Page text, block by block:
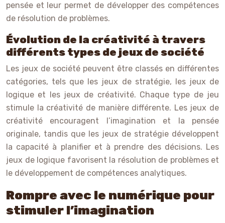
pensée et leur permet de développer des compétences
de résolution de problèmes.
Évolution de la créativité à travers
différents types de jeux de société
Les jeux de société peuvent être classés en différentes
catégories, tels que les jeux de stratégie, les jeux de
logique et les jeux de créativité. Chaque type de jeu
stimule la créativité de manière différente. Les jeux de
créativité encouragent l’imagination et la pensée
originale, tandis que les jeux de stratégie développent
la capacité à planifier et à prendre des décisions. Les
jeux de logique favorisent la résolution de problèmes et
le développement de compétences analytiques.
Rompre avec le numérique pour
stimuler l’imagination